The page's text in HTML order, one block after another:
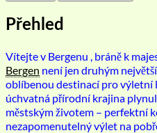
Přehled
Vítejte v Bergenu , bráně k
Bergen není jen druhým
oblíbenou destinací provýletní
úchvatná přírodní krajina
městským životem – perfektní
nezapomenutelný výlet na